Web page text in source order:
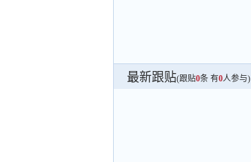
最新跟贴(跟贴0条 有0人参与)